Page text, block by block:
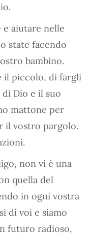
e aiutare nelle
state facendo
bambino.
il piccolo, di fargli
Dio e il suo
mattone per
il vostro pargolo.
non vi è una
quella del
in ogni vostra
di voi e siamo
futuro radioso,